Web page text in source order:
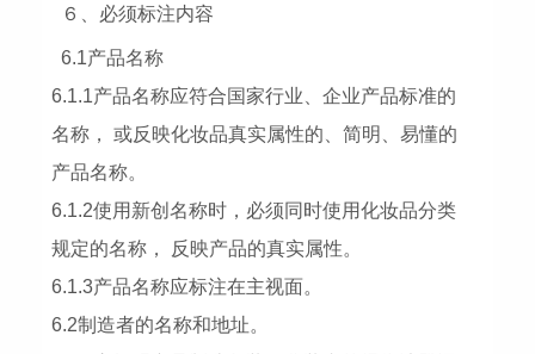
６、必须标注内容
6.1产品名称
6.1.1产品名称应符合国家行业、企业产品标准的
名称， 或反映化妆品真实属性的、简明、易懂的
产品名称。
6.1.2使用新创名称时，必须同时使用化妆品分类
规定的名称， 反映产品的真实属性。
6.1.3产品名称应标注在主视面。
6.2制造者的名称和地址。